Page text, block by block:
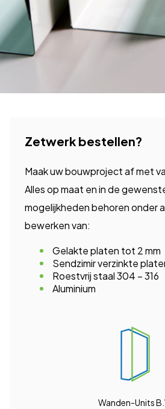
Zetwerk bestellen?
Maak uw bouwproject af met
Alles op maat en in de
mogelijkheden behoren onder
bewerken van:
Gelakte platen tot 2 mm
Sendzimir verzinkte
Roestvrij staal 304 – 316
Aluminium
Wanden-Units